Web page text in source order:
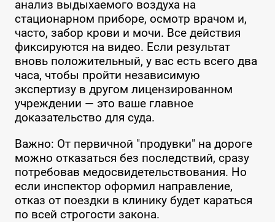
анализ выдыхаемого воздуха на
стационарном приборе, осмотр врачом и,
часто, забор крови и мочи. Все действия
фиксируются на видео. Если результат
вновь положительный, у вас есть всего два
часа, чтобы пройти независимую
экспертизу в другом лицензированном
учреждении — это ваше главное
доказательство для суда.
Важно: От первичной "продувки" на дороге
можно отказаться без последствий, сразу
потребовав медосвидетельствования. Но
если инспектор оформил направление,
отказ от поездки в клинику будет караться
по всей строгости закона.